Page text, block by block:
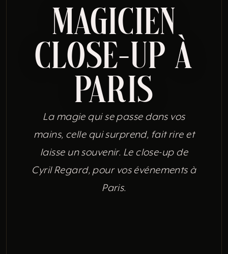
Magicien
close-up à
Paris
La magie qui se passe dans vos
mains, celle qui surprend, fait rire et
laisse un souvenir. Le close-up de
Cyril Regard, pour vos événements à
Paris.